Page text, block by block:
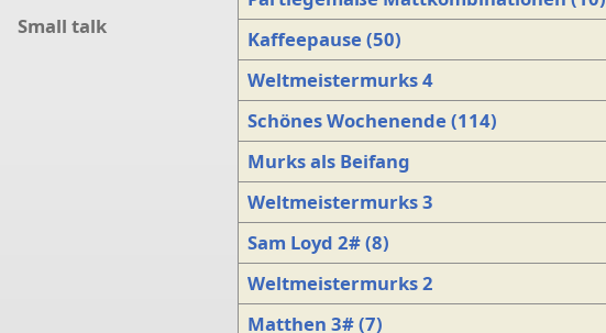
Small talk
Kaffeepause (50)
Weltmeistermurks 4
Schönes Wochenende (114)
Murks als Beifang
Weltmeistermurks 3
Sam Loyd 2# (8)
Weltmeistermurks 2
Matthen 3# (7)